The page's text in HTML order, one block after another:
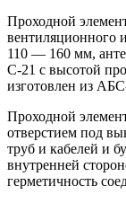
Проходной
вентиляционного
110 — 160 мм,
С-21 с высотой
изготовлен из
Проходной
отверстием под
труб и кабелей и
внутренней
герметичность